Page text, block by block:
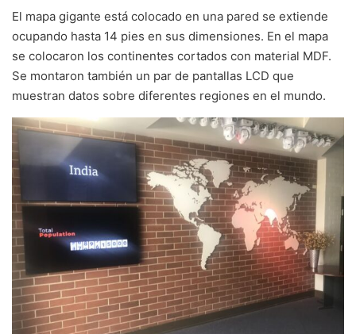
El mapa gigante está colocado en una pared se extiende
ocupando hasta 14 pies en sus dimensiones. En el mapa
se colocaron los continentes cortados con material MDF.
Se montaron también un par de pantallas LCD que
muestran datos sobre diferentes regiones en el mundo.